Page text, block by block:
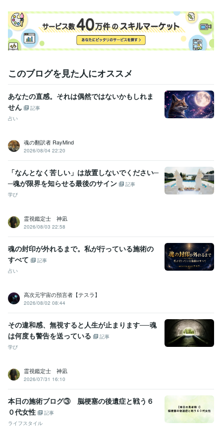
ココナラ　プラチナランク ココナラ　ゴールドラング
ココナラ　シ
ルバーランク ココナラ実績　100件
ビジネス・クリエイティブツール
PowerPoint:11年 一太郎:3年ChatGPT:1年Adobe XD:1年
MediBang Paint:4年FireAlpaca:4年
その他ツール
エネルギーアート:20年
チャネリングアート:28年
語学力
英語 日常会話レベル
このブログを見た人にオススメ
あなたの直感。それは偶然ではないかもしれま
せん
記事
占い
魂の翻訳者 RayMind
2026/08/04 22:20
「なんとなく苦しい」は放置しないでください─
─魂が限界を知らせる最後のサイン
記事
学び
霊視鑑定士 神凪
2026/08/03 22:58
魂の封印が外れるまで。私が行っている施術の
すべて
記事
占い
高次元宇宙の預言者【テスラ】
2026/08/02 08:44
その違和感、無視すると人生が止まります──魂
は何度も警告を送っている
記事
学び
霊視鑑定士 神凪
2026/07/31 16:10
本日の施術ブログ③ 脳梗塞の後遺症と戦う６
０代女性
記事
ライフスタイル